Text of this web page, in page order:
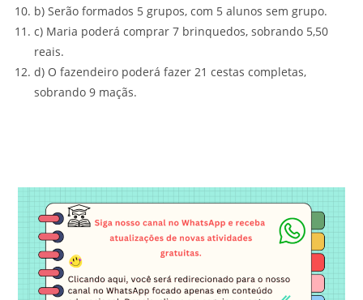
b) Serão formados 5 grupos, com 5 alunos sem grupo.
c) Maria poderá comprar 7 brinquedos, sobrando 5,50
reais.
d) O fazendeiro poderá fazer 21 cestas completas,
sobrando 9 maçãs.